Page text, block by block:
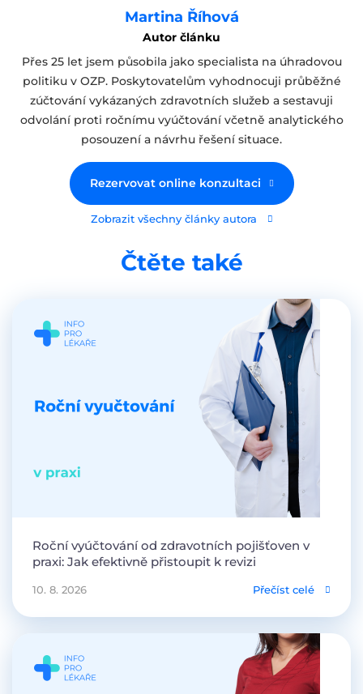
Martina Říhová
Autor článku
Přes 25 let jsem působila jako specialista na úhradovou
politiku v OZP. Poskytovatelům vyhodnocuji průběžné
zúčtování vykázaných zdravotních služeb a sestavuji
odvolání proti ročnímu vyúčtování včetně analytického
posouzení a návrhu řešení situace.
Rezervovat online konzultaci
Zobrazit všechny články autora
Čtěte také
Roční vyúčtování od zdravotních pojišťoven v
praxi: Jak efektivně přistoupit k revizi
10. 8. 2026 Přečíst celé